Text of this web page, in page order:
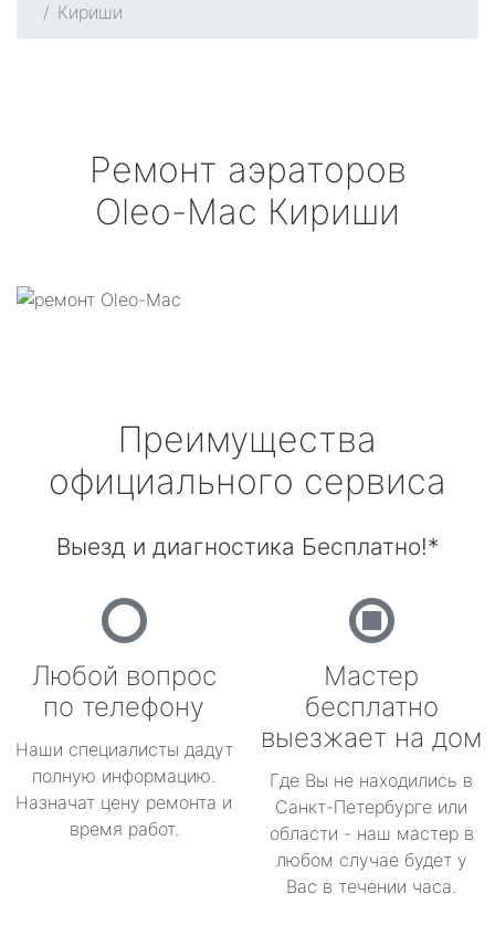
Кириши
Ремонт аэраторов
Oleo-Mac Кириши
Преимущества
официального сервиса
Выезд и диагностика Бесплатно!*
Любой вопрос
по телефону
Наши специалисты дадут
полную информацию.
Назначат цену ремонта и
время работ.
Мастер
бесплатно
выезжает на дом
Где Вы не находились в
Санкт-Петербурге или
области - наш мастер в
любом случае будет у
Вас в течении часа.